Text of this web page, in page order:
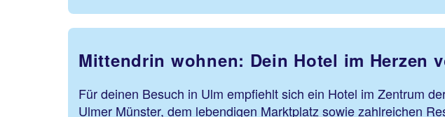
Mittendrin wohnen: Dein Hotel im Herzen
Für deinen Besuch in Ulm empfiehlt sich ein Hotel im Zentrum
Ulmer Münster, dem lebendigen Marktplatz sowie zahlreichen